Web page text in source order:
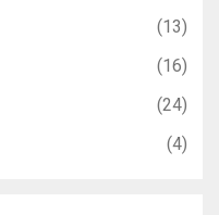
(13)
(16)
(24)
(4)